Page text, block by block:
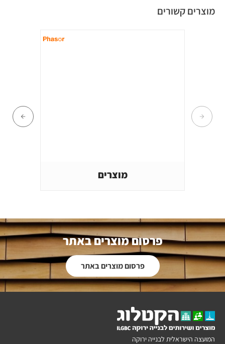
מוצרים קשורים
מוצרים
פרסום מוצרים באתר
פרסום מוצרים באתר
המועצה הישראלית לבנייה ירוקה